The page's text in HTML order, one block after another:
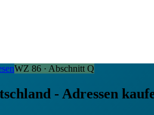
WZ 86 · Abschnitt Q
- Adressen